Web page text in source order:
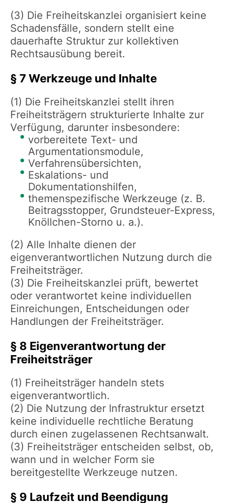
(3) Die Freiheitskanzlei organisiert keine
Schadensfälle, sondern stellt eine
dauerhafte Struktur zur kollektiven
Rechtsausübung bereit.
§ 7 Werkzeuge und Inhalte
(1) Die Freiheitskanzlei stellt ihren
Freiheitsträgern strukturierte Inhalte zur
Verfügung, darunter insbesondere:
vorbereitete Text- und
Argumentationsmodule,
Verfahrensübersichten,
Eskalations- und
Dokumentationshilfen,
themenspezifische Werkzeuge (z. B.
Beitragsstopper, Grundsteuer-Express,
Knöllchen-Storno u. a.).
(2) Alle Inhalte dienen der
eigenverantwortlichen Nutzung durch die
Freiheitsträger.
(3) Die Freiheitskanzlei prüft, bewertet
oder verantwortet keine individuellen
Einreichungen, Entscheidungen oder
Handlungen der Freiheitsträger.
§ 8 Eigenverantwortung der
Freiheitsträger
(1) Freiheitsträger handeln stets
eigenverantwortlich.
(2) Die Nutzung der Infrastruktur ersetzt
keine individuelle rechtliche Beratung
durch einen zugelassenen Rechtsanwalt.
(3) Freiheitsträger entscheiden selbst, ob,
wann und in welcher Form sie
bereitgestellte Werkzeuge nutzen.
§ 9 Laufzeit und Beendigung